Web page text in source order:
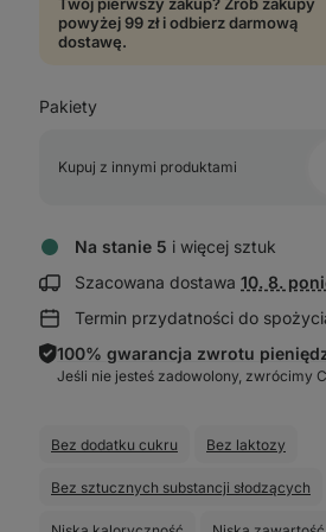
powyżej 99 zł i odbierz darmową
dostawę.
Pakiety
Kupuj z innymi produktami
Na stanie 5 i więcej sztuk
Szacowana dostawa Wyświetl
o
10. 8.
Termin przydatności do
100% gwarancja zwrotu
Jeśli nie jesteś zadowolony, zwrócimy
Bez dodatku cukru Bez laktozy
Bez sztucznych substancji słodzących